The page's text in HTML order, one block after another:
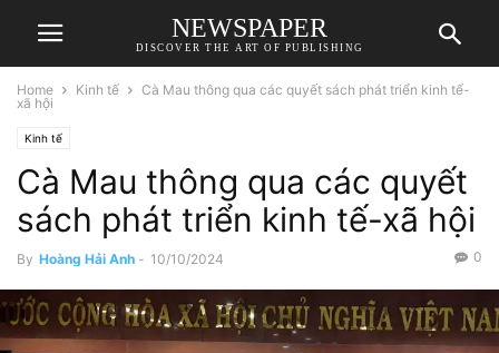
NEWSPAPER
DISCOVER THE ART OF PUBLISHING
Home Kinh tế
Cà Mau thông qua các quyết sách phát triển kinh tế-
xã hội
Kinh tế
Cà Mau thông qua các quyết
sách phát triển kinh tế-xã hội
By Hoàng Hải Anh - 10/10/2024 0